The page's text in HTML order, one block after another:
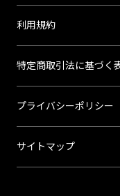
利用規約
特定商取引法に基づく
プライバシーポリシー
サイトマップ